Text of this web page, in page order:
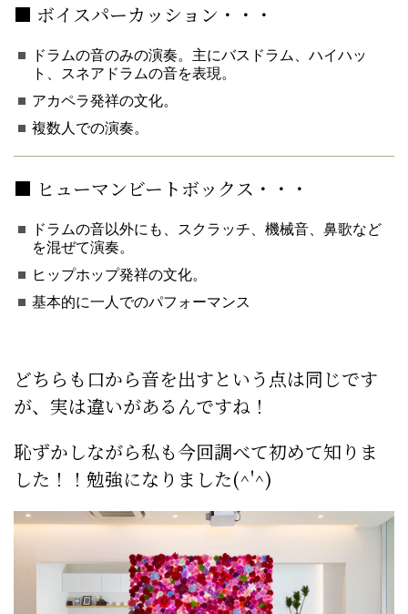
■ ボイスパーカッション・・・
ドラムの音のみの演奏。主にバスドラム、ハイハッ
ト、スネアドラムの音を表現。
アカペラ発祥の文化。
複数人での演奏。
■ ヒューマンビートボックス・・・
ドラムの音以外にも、スクラッチ、機械音、鼻歌など
を混ぜて演奏。
ヒップホップ発祥の文化。
基本的に一人でのパフォーマンス
どちらも口から音を出すという点は同じです
が、実は違いがあるんですね！
恥ずかしながら私も今回調べて初めて知りま
した！！勉強になりました(^'^)